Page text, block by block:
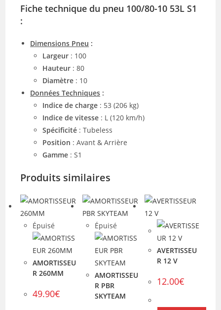
Fiche technique du pneu 100/80-10 53L S1
:
Dimensions Pneu :
Largeur : 100
Hauteur : 80
Diamètre : 10
Données Techniques :
Indice de charge : 53 (206 kg)
Indice de vitesse : L (120 km/h)
Spécificité : Tubeless
Position : Avant & Arrière
Gamme : S1
Produits similaires
Épuisé
AMORTISSEU
R 260MM
49.90€
Épuisé
AMORTISSEU
R PBR
SKYTEAM
AVERTISSEU
R 12 V
12.00€